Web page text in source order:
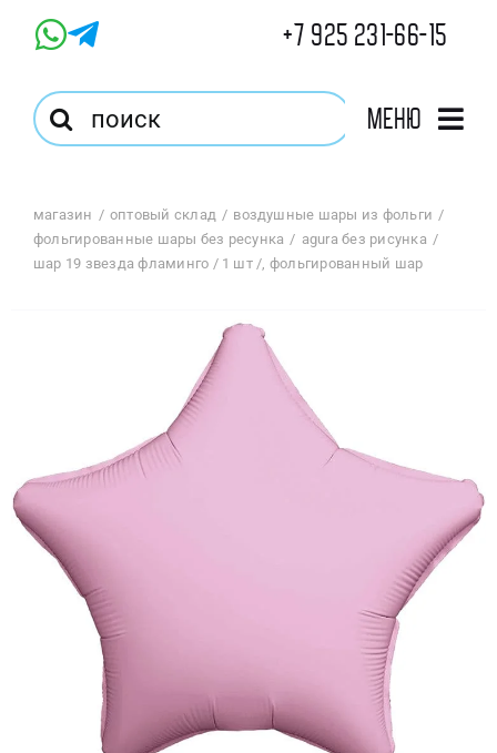
+7 925 231-66-15
Результат
поиска:
Меню
Магазин
Оптовый Магазин
Избранное
Доставка
О нас
Отзывы
магазин оптовый склад
воздушные шары из фольги
фольгированные шары без ресунка
agura без рисунка
шар 19 звезда фламинго / 1 шт /, фольгированный шар